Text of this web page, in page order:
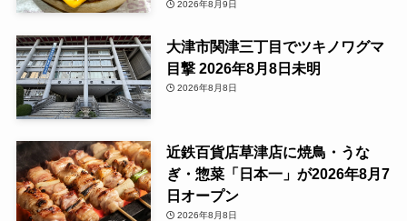
2026年8月9日
大津市関津三丁目でツキノワグマ
目撃 2026年8月8日未明
2026年8月8日
近鉄百貨店草津店に焼鳥・うな
ぎ・惣菜「日本一」が2026年8月7
日オープン
2026年8月8日